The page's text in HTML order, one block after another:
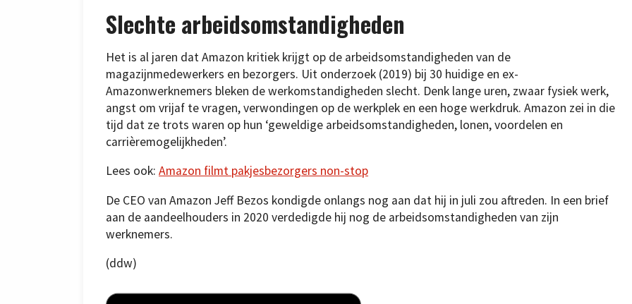
Slechte arbeidsomstandigheden
Het is al jaren dat Amazon kritiek krijgt op de arbeidsomstandigheden van de
magazijnmedewerkers en bezorgers. Uit onderzoek (2019) bij 30 huidige en ex-
Amazonwerknemers bleken de werkomstandigheden slecht. Denk lange uren, zwaar fysiek werk,
angst om vrijaf te vragen, verwondingen op de werkplek en een hoge werkdruk. Amazon zei in die
tijd dat ze trots waren op hun ‘geweldige arbeidsomstandigheden, lonen, voordelen en
carrièremogelijkheden’.
Lees ook: Amazon filmt pakjesbezorgers non-stop
De CEO van Amazon Jeff Bezos kondigde onlangs nog aan dat hij in juli zou aftreden. In een brief
aan de aandeelhouders in 2020 verdedigde hij nog de arbeidsomstandigheden van zijn
werknemers.
(ddw)